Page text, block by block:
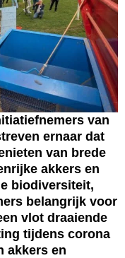
van
ernaar dat
van brede
akkers en
biodiversiteit,
belangrijk voor
vlot draaiende
tijdens corona
akkers en